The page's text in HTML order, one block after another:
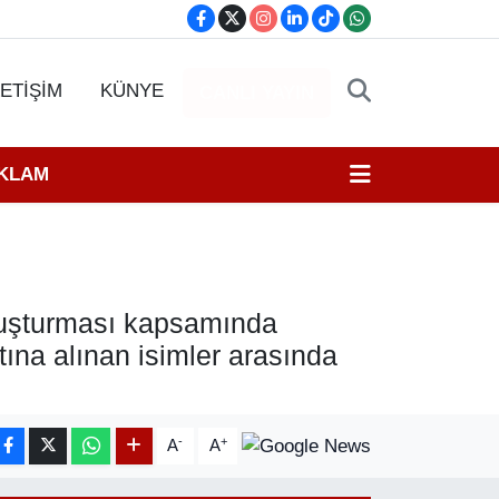
KÜNYE
kapsamında
alınan isimler arasında
A- A+